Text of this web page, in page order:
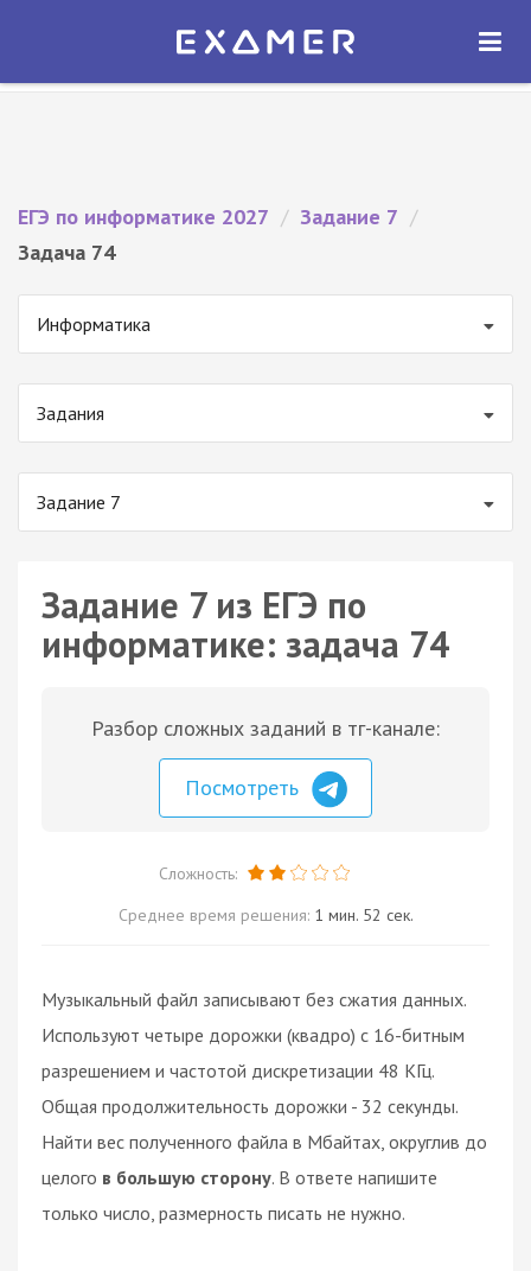
Экзамер — ЕГЭ 2027
ОТКРЫТЬ
ЕГЭ по информатике 2027 / Задание 7 /
Задача 74
Информатика
Задания
Задание 7
Задание 7 из ЕГЭ по
информатике: задача 74
Разбор сложных заданий в тг-канале:
Посмотреть
Сложность:
Среднее время решения: 1 мин. 52 сек.
Музыкальный файл записывают без сжатия данных.
Используют четыре дорожки (квадро) с 16-битным
разрешением и частотой дискретизации 48 КГц.
Общая продолжительность дорожки - 32 секунды.
Найти вес полученного файла в Мбайтах, округлив до
целого в большую сторону. В ответе напишите
только число, размерность писать не нужно.